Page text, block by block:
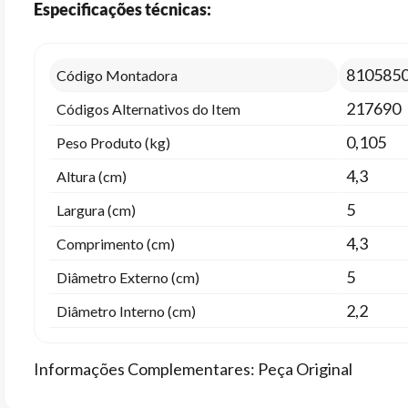
Especificações técnicas:
Código Montadora
Códigos Alternativos do Item 217690
Peso Produto (kg) 0,105
Altura (cm) 4,3
Largura (cm) 5
Comprimento (cm) 4,3
Diâmetro Externo (cm) 5
Diâmetro Interno (cm) 2,2
Informações Complementares: Peça Original